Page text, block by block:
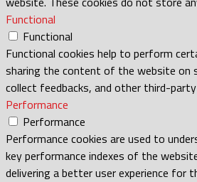
Functional
Functional
Functional cookies help to perform
sharing the content of the website on
collect feedbacks, and other third-
Performance
Performance
Performance cookies are used to
key performance indexes of the
delivering a better user experience for